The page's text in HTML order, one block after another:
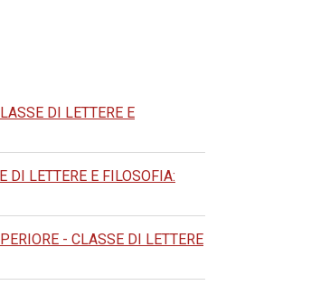
DI LETTERE E
DI LETTERE E FILOSOFIA:
- CLASSE DI LETTERE